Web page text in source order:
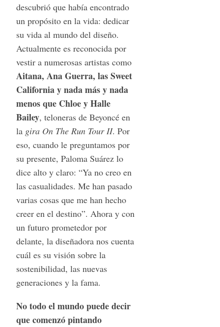
descubrió que había encontrado
un propósito en la vida: dedicar
su vida al mundo del diseño.
Actualmente es reconocida por
vestir a numerosas artistas como
Aitana, Ana Guerra, las Sweet
California y nada más y nada
menos que Chloe y Halle
Bailey, teloneras de Beyoncé en
la gira On The Run Tour II. Por
eso, cuando le preguntamos por
su presente, Paloma Suárez lo
dice alto y claro: “Ya no creo en
las casualidades. Me han pasado
varias cosas que me han hecho
creer en el destino”. Ahora y con
un futuro prometedor por
delante, la diseñadora nos cuenta
cuál es su visión sobre la
sostenibilidad, las nuevas
generaciones y la fama.
No todo el mundo puede decir
que comenzó pintando